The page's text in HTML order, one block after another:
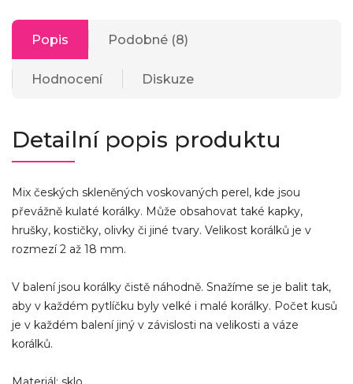
Popis Podobné (8)
Hodnocení Diskuze
Detailní popis produktu
Mix českých skleněných voskovaných perel, kde jsou
převážně kulaté korálky. Může obsahovat také kapky,
hrušky, kostičky, olivky či jiné tvary. Velikost korálků je v
rozmezí 2 až 18 mm.
V balení jsou korálky čistě náhodně. Snažíme se je balit tak,
aby v každém pytlíčku byly velké i malé korálky. Počet kusů
je v každém balení jiný v závislosti na velikosti a váze
korálků.